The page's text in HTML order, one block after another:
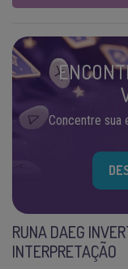
Concentre sua
RUNA DAEG
INTERPRETAÇÃO